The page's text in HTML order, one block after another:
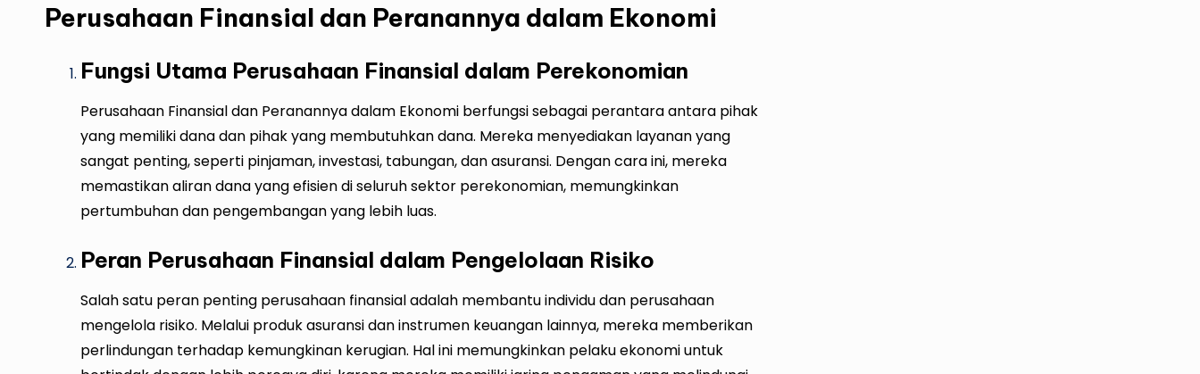
Perusahaan Finansial dan Peranannya dalam Ekonomi
Fungsi Utama Perusahaan Finansial dalam Perekonomian
Perusahaan Finansial dan Peranannya dalam Ekonomi berfungsi sebagai perantara antara pihak
yang memiliki dana dan pihak yang membutuhkan dana. Mereka menyediakan layanan yang
sangat penting, seperti pinjaman, investasi, tabungan, dan asuransi. Dengan cara ini, mereka
memastikan aliran dana yang efisien di seluruh sektor perekonomian, memungkinkan
pertumbuhan dan pengembangan yang lebih luas.
Peran Perusahaan Finansial dalam Pengelolaan Risiko
Salah satu peran penting perusahaan finansial adalah membantu individu dan perusahaan
mengelola risiko. Melalui produk asuransi dan instrumen keuangan lainnya, mereka memberikan
perlindungan terhadap kemungkinan kerugian. Hal ini memungkinkan pelaku ekonomi untuk